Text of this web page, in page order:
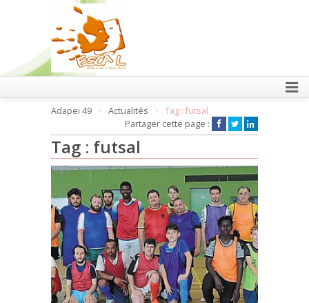
FAIRE UN DON
Adapei 49 Actualités
Tag : futsal
Partager cette page :
Tag : futsal